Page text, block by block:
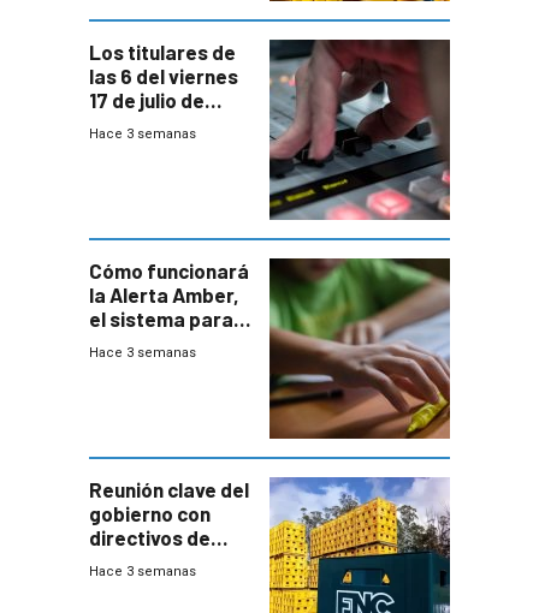
Los titulares de
las 6 del viernes
17 de julio de
2026
Hace 3 semanas
Cómo funcionará
la Alerta Amber,
el sistema para
la búsqueda
Hace 3 semanas
Reunión clave del
gobierno con
directivos de
Fábricas
Hace 3 semanas